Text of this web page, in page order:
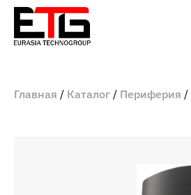
Главная Каталог Периферия